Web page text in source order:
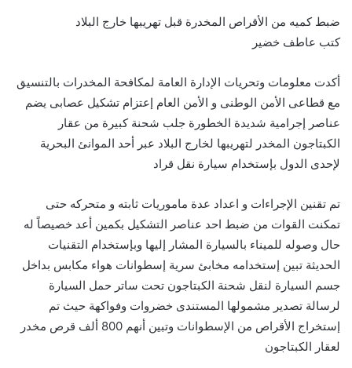
ضبط كميه من الأقراص المخدرة قبل تهريبها خارج البلاد
كتب عاطف خضير
أكدت معلومات وتحريات الإدارة العامة لمكافحة المخدرات بالتنسيق
مع قطاعى الأمن الوطنى و الأمن العام إعتزام تشكيل عصابى يضم
عناصر إجرامية شديدة الخطورة جلب شحنة كبيرة من عقار
الكبتاجون المخدر لتهريبها لخارج البلاد عبر أحد الموانئ البحرية
لإحدى الدول بإستخدام سيارة نقل قراد
تم تقنين الإجراءات و اعداد عدة ماموريات ثابته و متحركه حتى
تمكنت القوات من ضبط احد عناصر التشكيل بكمين أعد خصيصاً له
حال وصوله للميناء بالسيارة المشار إليها وبإستخدام التقنيات
الحديثة تبين إستخدامه مخابئ سرية إسطوانات هواء مكابس بداخل
جسم السيارة لنقل شحنة الكبتاجون تحت ساتر حمل السيارة
لرسالة تصدير مشمولها المستندى خضروات وفواكهة حيث تم
إستخراج الأقراص من الإسطوانات وتبين أنهم 800 ألف قرص مخدر
لعقار الكبتاجون